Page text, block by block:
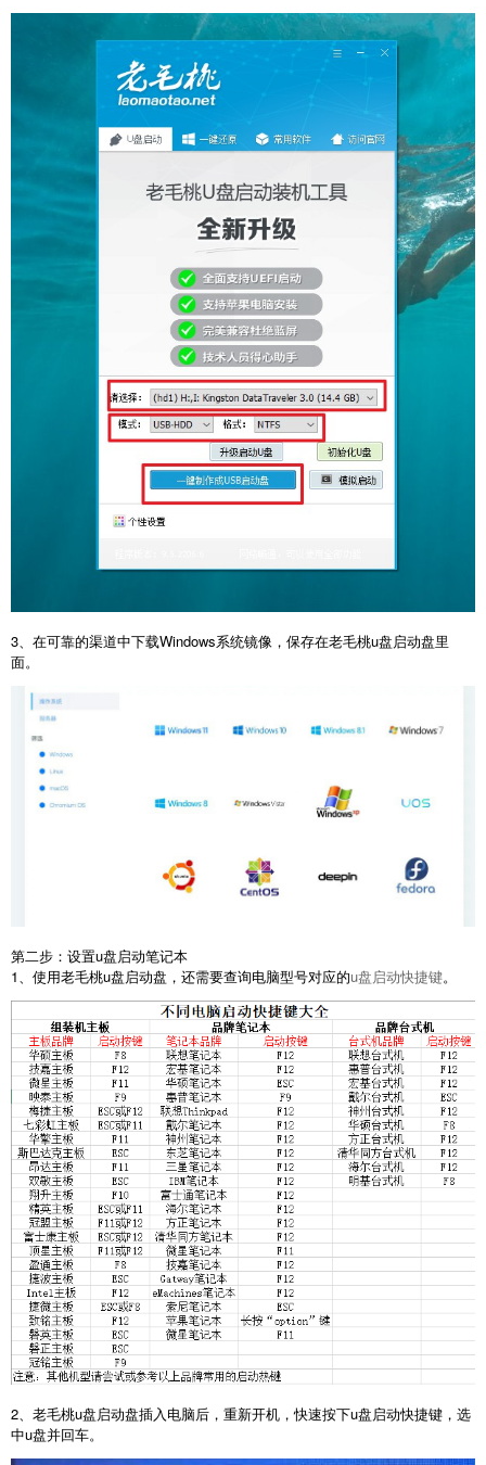
3、在可靠的渠道中下载Windows系统镜像，保存在老毛桃u盘启动盘里
面。
第二步：设置u盘启动笔记本
1、使用老毛桃u盘启动盘，还需要查询电脑型号对应的u盘启动快捷键。
2、老毛桃u盘启动盘插入电脑后，重新开机，快速按下u盘启动快捷键，选
中u盘并回车。